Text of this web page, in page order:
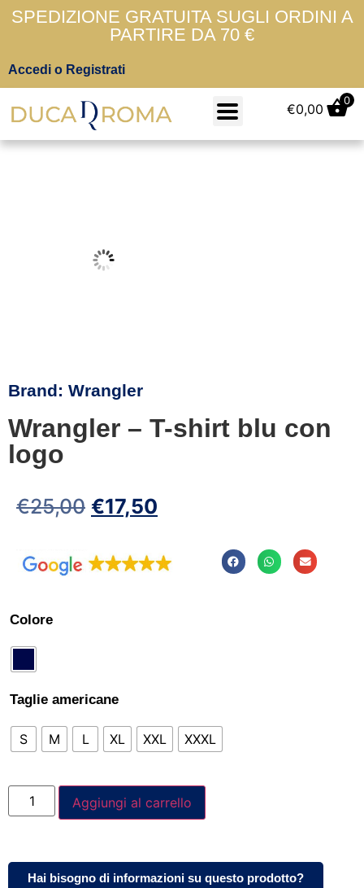
SPEDIZIONE GRATUITA SUGLI ORDINI A
PARTIRE DA 70 €
Accedi o Registrati
€0,00
0
Brand: Wrangler
Wrangler – T-shirt blu con
logo
€25,00 €17,50
Colore
Taglie americane
S M L XL XXL XXXL
Aggiungi al carrello
Hai bisogno di informazioni su questo prodotto?